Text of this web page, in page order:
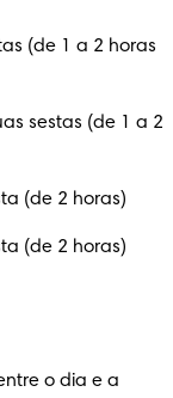
(de 1 a 2 horas
sestas (de 1 a 2
(de 2 horas)
(de 2 horas)
o dia e a